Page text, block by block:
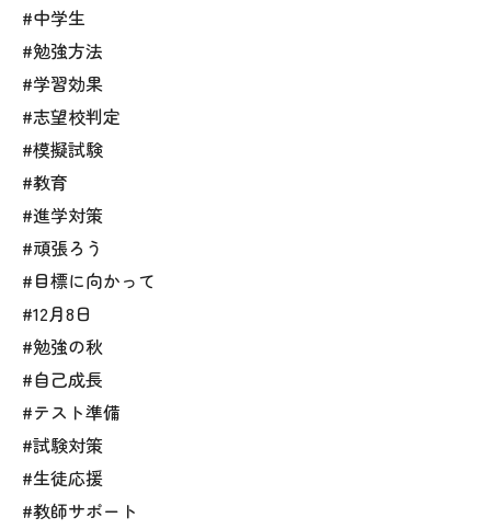
#中学生
#勉強方法
#学習効果
#志望校判定
#模擬試験
#教育
#進学対策
#頑張ろう
#目標に向かって
#12月8日
#勉強の秋
#自己成長
#テスト準備
#試験対策
#生徒応援
#教師サポート